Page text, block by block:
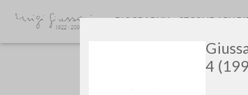
4
BIOGRAPHY SECONDARY